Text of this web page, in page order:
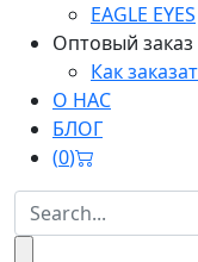
EAGLE EYES
Оптовый заказ
Как
О НАС
БЛОГ
(0)